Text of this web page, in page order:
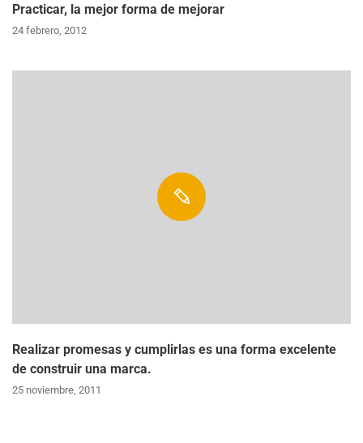
Practicar, la mejor forma de mejorar
24 febrero, 2012
Realizar promesas y cumplirlas es una forma excelente
de construir una marca.
25 noviembre, 2011